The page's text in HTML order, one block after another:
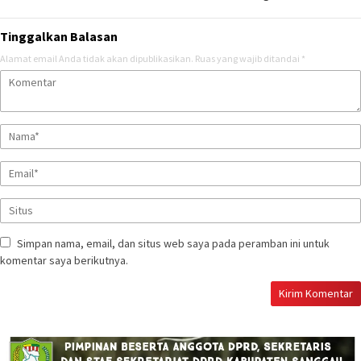
Tinggalkan Balasan
Alamat email Anda tidak akan dipublikasikan. Ruas yang wajib ditandai *
Simpan nama, email, dan situs web saya pada peramban ini untuk
komentar saya berikutnya.